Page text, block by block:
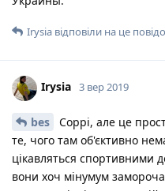
Irysia відповіли на це
Irysia 3 вер 2019
bes
Соррі, але це
те, чого там об'єктивно
цікавляться спортивними
вони хоч мінумум